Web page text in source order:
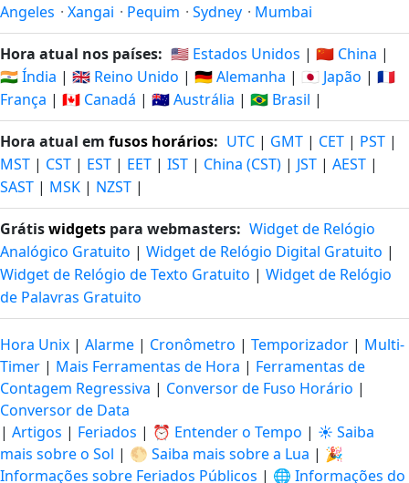
Angeles · Xangai · Pequim · Sydney · Mumbai
Hora atual nos países: 🇺🇸 Estados Unidos | 🇨🇳 China |
🇮🇳 Índia | 🇬🇧 Reino Unido | 🇩🇪 Alemanha | 🇯🇵 Japão | 🇫🇷
França | 🇨🇦 Canadá | 🇦🇺 Austrália | 🇧🇷 Brasil |
Hora atual em fusos horários: UTC | GMT | CET | PST |
MST | CST | EST | EET | IST | China (CST) | JST | AEST |
SAST | MSK | NZST |
Grátiswidgets para webmasters: Widget de Relógio
Analógico Gratuito | Widget de Relógio Digital Gratuito |
Widget de Relógio de Texto Gratuito | Widget de Relógio
de Palavras Gratuito
Hora Unix | Alarme | Cronômetro | Temporizador | Multi-
Timer | Mais Ferramentas de Hora | Ferramentas de
Contagem Regressiva | Conversor de Fuso Horário |
Conversor de Data
| Artigos | Feriados | ⏰ Entender o Tempo | ☀️ Saiba
mais sobre o Sol | 🌕 Saiba mais sobre a Lua | 🎉
Informações sobre Feriados Públicos | 🌐 Informações do